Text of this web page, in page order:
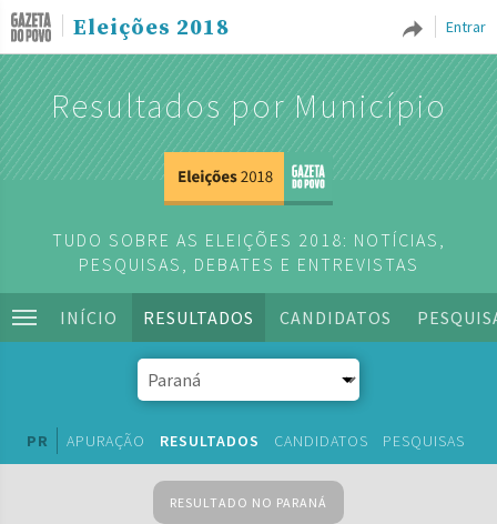
Entrar
Eleições 2018
Resultados por Município
TUDO SOBRE AS ELEIÇÕES 2018: NOTÍCIAS,
PESQUISAS, DEBATES E ENTREVISTAS
INÍCIO RESULTADOS CANDIDATOS
PR APURAÇÃO RESULTADOS CANDIDATOS PESQUISAS
RESULTADO NO PARANÁ